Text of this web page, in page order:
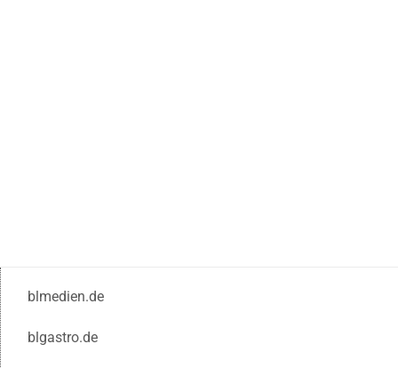
blmedien.de
blgastro.de